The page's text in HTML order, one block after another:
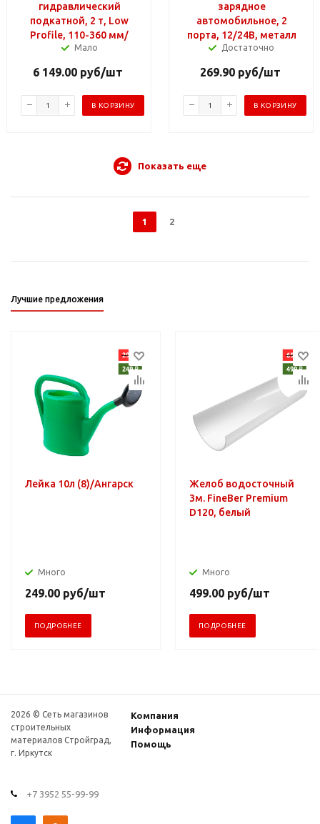
гидравлический
подкатной, 2 т, Low
Profile, 110-360 мм/
Мало
6 149.00 руб/шт
В КОРЗИНУ
зарядное
автомобильное, 2
порта, 12/24В, металл
Достаточно
269.90руб/шт
В КОРЗИНУ
Показать еще
1 2
Лучшие предложения
Лейка 10л (8)/Ангарск
Много
249.00 руб/шт
ПОДРОБНЕЕ
Желоб водосточный
3м. FineBer Premium
D120, белый
Много
499.00 руб/шт
ПОДРОБНЕЕ
2026 © Сеть магазинов
строительных
материалов Стройград,
г. Иркутск
Компания
Информация
Помощь
+7 3952 55-99-99